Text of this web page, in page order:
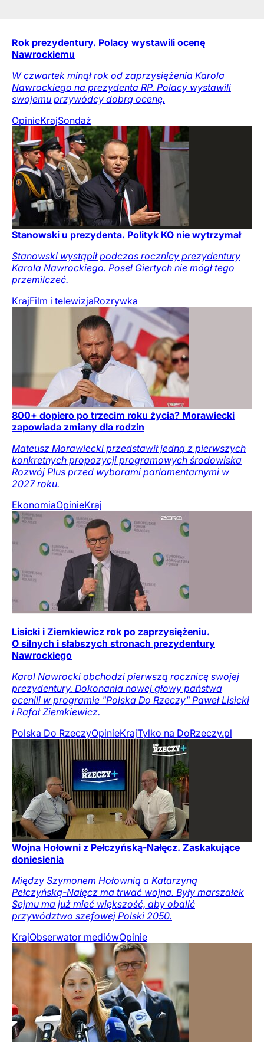
Rok prezydentury. Polacy wystawili ocenę
Nawrockiemu
W czwartek minął rok od zaprzysiężenia Karola
Nawrockiego na prezydenta RP. Polacy wystawili
swojemu przywódcy dobrą ocenę.
OpinieKrajSondaż
Stanowski u prezydenta. Polityk KO nie wytrzymał
Stanowski wystąpił podczas rocznicy prezydentury
Karola Nawrockiego. Poseł Giertych nie mógł tego
przemilczeć.
KrajFilm i telewizjaRozrywka
800+ dopiero po trzecim roku życia? Morawiecki
zapowiada zmiany dla rodzin
Mateusz Morawiecki przedstawił jedną z pierwszych
konkretnych propozycji programowych środowiska
Rozwój Plus przed wyborami parlamentarnymi w
2027 roku.
EkonomiaOpinieKraj
Lisicki i Ziemkiewicz rok po zaprzysiężeniu.
O silnych i słabszych stronach prezydentury
Nawrockiego
Karol Nawrocki obchodzi pierwszą rocznicę swojej
prezydentury. Dokonania nowej głowy państwa
ocenili w programie "Polska Do Rzeczy" Paweł Lisicki
i Rafał Ziemkiewicz.
Polska Do RzeczyOpinieKrajTylko na DoRzeczy.pl
Wojna Hołowni z Pełczyńską-Nałęcz. Zaskakujące
doniesienia
Między Szymonem Hołownią a Katarzyną
Pełczyńską-Nałęcz ma trwać wojna. Były marszałek
Sejmu ma już mieć większość, aby obalić
przywództwo szefowej Polski 2050.
KrajObserwator mediówOpinie